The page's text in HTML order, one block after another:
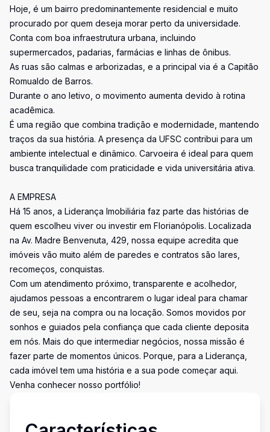
Hoje, é um bairro predominantemente residencial e muito
procurado por quem deseja morar perto da universidade.
Conta com boa infraestrutura urbana, incluindo
supermercados, padarias, farmácias e linhas de ônibus.
As ruas são calmas e arborizadas, e a principal via é a Capitão
Romualdo de Barros.
Durante o ano letivo, o movimento aumenta devido à rotina
acadêmica.
É uma região que combina tradição e modernidade, mantendo
traços da sua história. A presença da UFSC contribui para um
ambiente intelectual e dinâmico. Carvoeira é ideal para quem
busca tranquilidade com praticidade e vida universitária ativa.
A EMPRESA
Há 15 anos, a Liderança Imobiliária faz parte das histórias de
quem escolheu viver ou investir em Florianópolis. Localizada
na Av. Madre Benvenuta, 429, nossa equipe acredita que
imóveis vão muito além de paredes e contratos são lares,
recomeços, conquistas.
Com um atendimento próximo, transparente e acolhedor,
ajudamos pessoas a encontrarem o lugar ideal para chamar
de seu, seja na compra ou na locação. Somos movidos por
sonhos e guiados pela confiança que cada cliente deposita
em nós. Mais do que intermediar negócios, nossa missão é
fazer parte de momentos únicos. Porque, para a Liderança,
cada imóvel tem uma história e a sua pode começar aqui.
Venha conhecer nosso portfólio!